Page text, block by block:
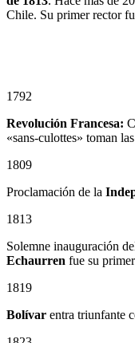
Chile. Su primer rector
1792
Revolución Francesa:
«sans-culottes» toman
1809
Proclamación de la
1813
Solemne inauguración
Echaurren fue su
1819
Bolívar entra triunfante